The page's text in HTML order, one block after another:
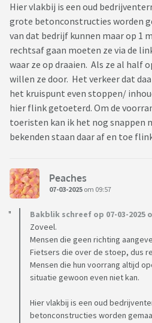
Hier vlakbij is een oud
grote betonconstructies worden
van dat bedrijf kunnen maar op 1
rechtsaf gaan moeten ze via de
waar ze op draaien. Als ze al half
willen ze door. Het verkeer dat
het kruispunt even stoppen/
hier flink getoeterd. Om de
toeristen kan ik het nog snappen
bekenden staan daar af en toe
Peaches
07-03-2025 om 09:57
Bakblik schreef op 07-03-2025
Zoveel.
Mensen die geen richting
Fietsers die over de stoep, dus
Mensen die hun voorrang altijd
situatie gewoon even niet kan.
Hier vlakbij is een oud
betonconstructies worden